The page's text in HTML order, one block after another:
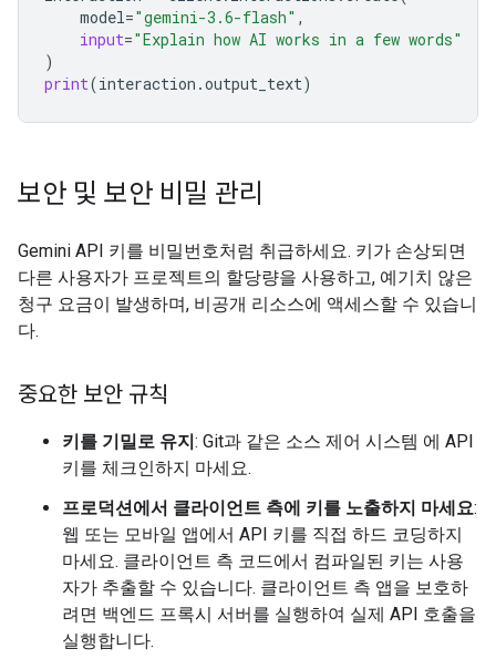
model="gemini-3.6-flash" ,
input="Explain how AI works in a few words"
)
print(interaction .output_text)
보안 및 보안 비밀 관리
Gemini API 키를 비밀번호처럼 취급하세요. 키가 손상되면
다른 사용자가 프로젝트의 할당량을 사용하고, 예기치 않은
청구 요금이 발생하며, 비공개 리소스에 액세스할 수 있습니
다.
중요한 보안 규칙
키를 기밀로 유지: Git과 같은 소스 제어 시스템 에 API
키를 체크인하지 마세요.
프로덕션에서 클라이언트 측에 키를 노출하지 마세요:
웹 또는 모바일 앱에서 API 키를 직접 하드 코딩하지
마세요. 클라이언트 측 코드에서 컴파일된 키는 사용
자가 추출할 수 있습니다. 클라이언트 측 앱을 보호하
려면 백엔드 프록시 서버를 실행하여 실제 API 호출을
실행합니다.